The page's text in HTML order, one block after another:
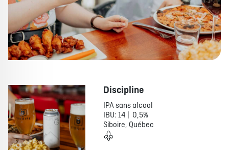
Discipline
IPA sans alcool
IBU: 14 | 0,5%
Siboire, Québec